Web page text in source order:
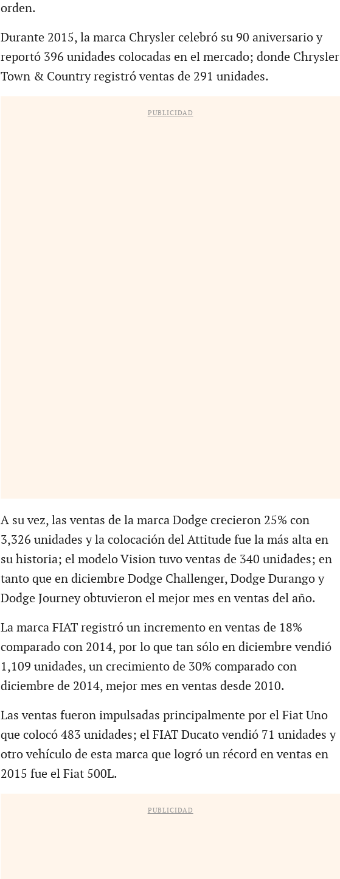
orden.
Durante 2015, la marca Chrysler celebró su 90 aniversario y
reportó 396 unidades colocadas en el mercado; donde Chrysler
Town & Country registró ventas de 291 unidades.
PUBLICIDAD
A su vez, las ventas de la marca Dodge crecieron 25% con
3,326 unidades y la colocación del Attitude fue la más alta en
su historia; el modelo Vision tuvo ventas de 340 unidades; en
tanto que en diciembre Dodge Challenger, Dodge Durango y
Dodge Journey obtuvieron el mejor mes en ventas del año.
La marca FIAT registró un incremento en ventas de 18%
comparado con 2014, por lo que tan sólo en diciembre vendió
1,109 unidades, un crecimiento de 30% comparado con
diciembre de 2014, mejor mes en ventas desde 2010.
Las ventas fueron impulsadas principalmente por el Fiat Uno
que colocó 483 unidades; el FIAT Ducato vendió 71 unidades y
otro vehículo de esta marca que logró un récord en ventas en
2015 fue el Fiat 500L.
PUBLICIDAD